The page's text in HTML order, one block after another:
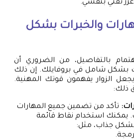
عزز ثقتي بنفسي.
والخبرات بشكل
بالتفاصيل، من الضروري أن
بشكل شامل في بروفايلك. إن ذلك
الزوار يفهمون قوتك المهنية.
ذلك:
تأكد من تضمين جميع المهارات
يمكنك استخدام نقاط قائمة
جذاب، مثل: